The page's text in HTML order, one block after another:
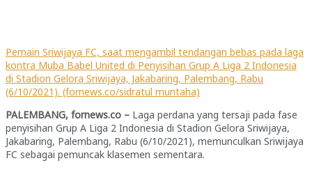
Pemain Sriwijaya FC, saat mengambil tendangan bebas pada laga
kontra Muba Babel United di Penyisihan Grup A Liga 2 Indonesia
di Stadion Gelora Sriwijaya, Jakabaring, Palembang, Rabu
(6/10/2021). (fornews.co/sidratul muntaha)
PALEMBANG, fornews.co – Laga perdana yang tersaji pada fase
penyisihan Grup A Liga 2 Indonesia di Stadion Gelora Sriwijaya,
Jakabaring, Palembang, Rabu (6/10/2021), memunculkan Sriwijaya
FC sebagai pemuncak klasemen sementara.